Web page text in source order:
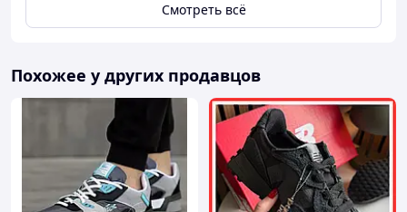
Смотреть всё
Похожее у других продавцов